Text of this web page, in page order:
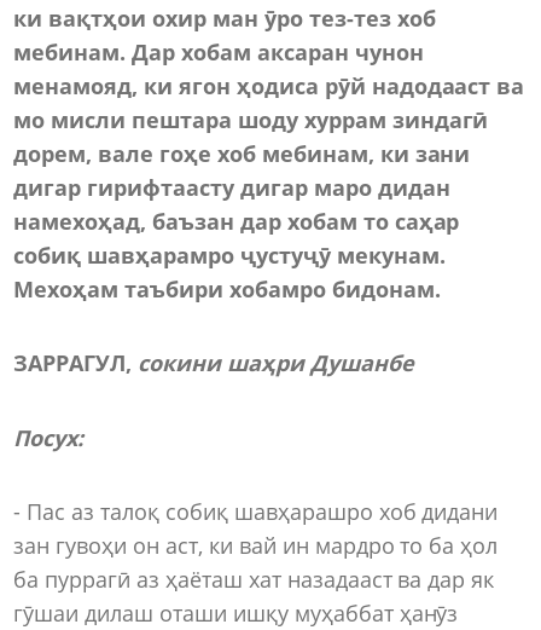
ки вақтҳои охир ман ӯро тез-тез хоб
мебинам. Дар хобам аксаран чунон
менамояд, ки ягон ҳодиса рӯй надодааст ва
мо мисли пештара шоду хуррам зиндагӣ
дорем, вале гоҳе хоб мебинам, ки зани
дигар гирифтаасту дигар маро дидан
намехоҳад, баъзан дар хобам то саҳар
собиқ шавҳарамро ҷустуҷӯ мекунам.
Мехоҳам таъбири хобамро бидонам.
ЗАРРАГУЛ, сокини шаҳри Душанбе
Посух:
- Пас аз талоқ собиқ шавҳарашро хоб дидани
зан гувоҳи он аст, ки вай ин мардро то ба ҳол
ба пуррагӣ аз ҳаёташ хат назадааст ва дар як
гӯшаи дилаш оташи ишқу муҳаббат ҳанӯз